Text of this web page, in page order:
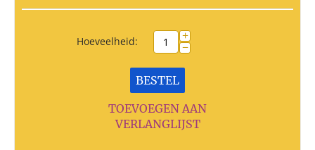
Hoeveelheid: +
−
BESTEL
TOEVOEGEN AAN
VERLANGLIJST